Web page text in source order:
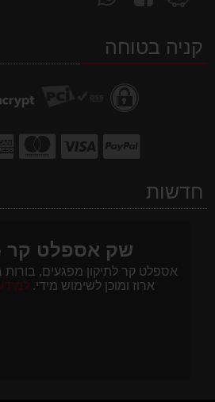
אותנו
Waze
אחרינו
facebookקניה בטוחה
חדשות
שק אספלט קר - 20
אספלט קר לתיקון מפגעים, בורות
ארוז ומוכן לשימוש מידי.